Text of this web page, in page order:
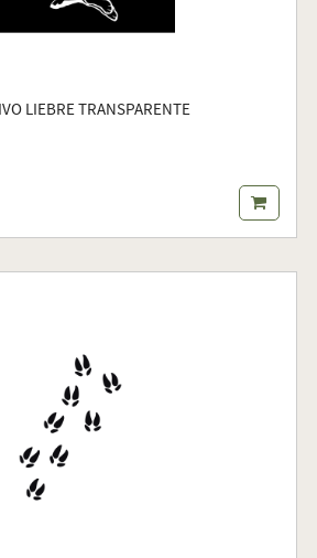
LIEBRE TRANSPARENTE